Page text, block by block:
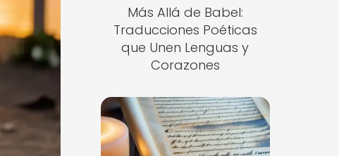
Más Allá de Babel:
Traducciones Poéticas
que Unen Lenguas y
Corazones